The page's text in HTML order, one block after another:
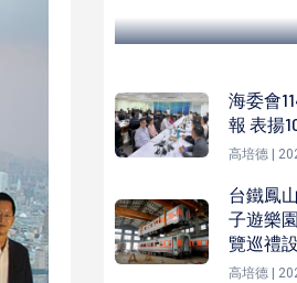
海委會
報 表揚
高培德 |
台鐵鳳
子遊樂
覽巡禮
高培德 |